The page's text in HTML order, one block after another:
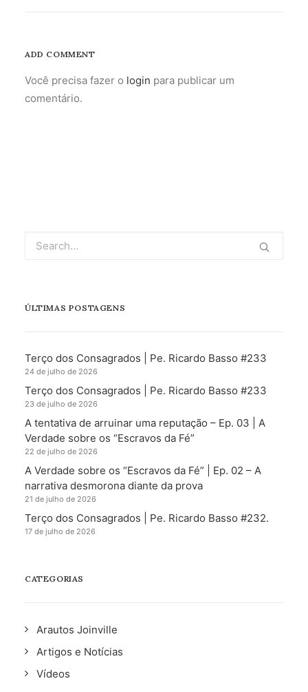
ADD COMMENT
Você precisa fazer o login para publicar um
comentário.
ÚLTIMAS POSTAGENS
Terço dos Consagrados | Pe. Ricardo Basso #233
24 de julho de 2026
Terço dos Consagrados | Pe. Ricardo Basso #233
23 de julho de 2026
A tentativa de arruinar uma reputação – Ep. 03 | A
Verdade sobre os “Escravos da Fé”
22 de julho de 2026
A Verdade sobre os “Escravos da Fé” | Ep. 02 – A
narrativa desmorona diante da prova
21 de julho de 2026
Terço dos Consagrados | Pe. Ricardo Basso #232.
17 de julho de 2026
CATEGORIAS
Arautos Joinville
Artigos e Notícias
Vídeos